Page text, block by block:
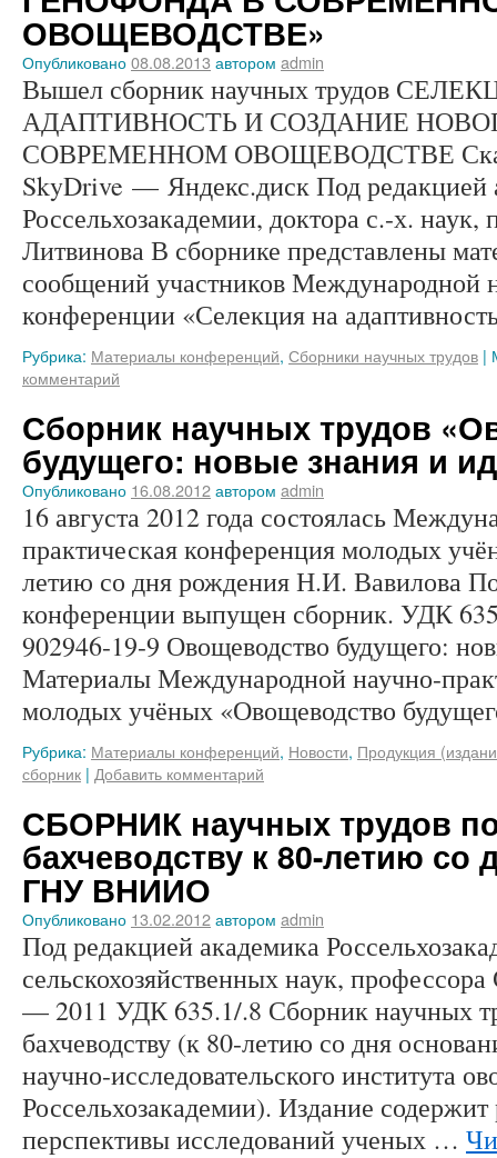
ОВОЩЕВОДСТВЕ»
Опубликовано08.08.2013 автором admin
Вышел сборник научных трудов
АДАПТИВНОСТЬ И СОЗДАНИЕ
СОВРЕМЕННОМ ОВОЩЕВОДСТВЕ
SkyDrive — Яндекс.диск Под редакцией
Россельхозакадемии, доктора с.-х.
Литвинова В сборнике представлены
сообщений участников Международной
конференции «Селекция на
Рубрика: Материалы конференций, Сборники научных трудов |
комментарий
Сборник научных трудов
будущего: новые знания и
Опубликовано 16.08.2012автором admin
16 августа 2012 года состоялась
практическая конференция молодых
летию со дня рождения Н.И. Вавилова
конференции выпущен сборник. УДК
902946-19-9 Овощеводство будущего:
Материалы Международной научно-
молодых учёных «Овощеводство
Рубрика: Материалы конференций, Новости, Продукция
сборник | Добавить комментарий
СБОРНИК научных трудов
бахчеводству к 80-летию со
ГНУ ВНИИО
Опубликовано 13.02.2012автором admin
Под редакцией академика
сельскохозяйственных наук,
— 2011 УДК 635.1/.8 Сборник научных
бахчеводству (к 80-летию со дня
научно-исследовательского института
Россельхозакадемии). Издание содержит
перспективы исследований ученых …